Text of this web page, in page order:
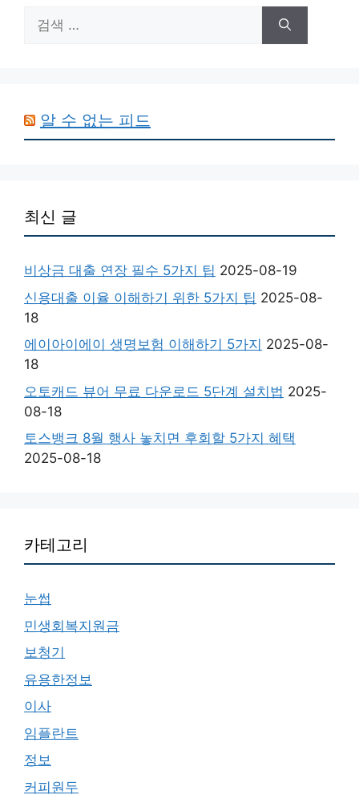
색:
알 수 없는 피드
최신 글
비상금 대출 연장 필수 5가지 팁 2025-08-19
신용대출 이율 이해하기 위한 5가지 팁 2025-08-
18
에이아이에이 생명보험 이해하기 5가지 2025-08-
18
오토캐드 뷰어 무료 다운로드 5단계 설치법 2025-
08-18
토스뱅크 8월 행사 놓치면 후회할 5가지 혜택
2025-08-18
카테고리
눈썹
민생회복지원금
보청기
유용한정보
이사
임플란트
정보
커피원두